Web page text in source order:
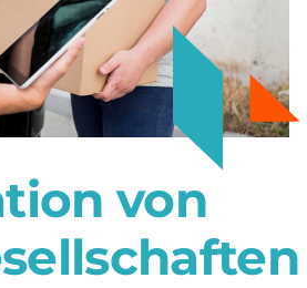
von